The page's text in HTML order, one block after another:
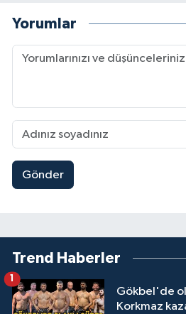
Yorumlar
Gönder
Trend Haberler
Gökbel'de
Korkmaz
1